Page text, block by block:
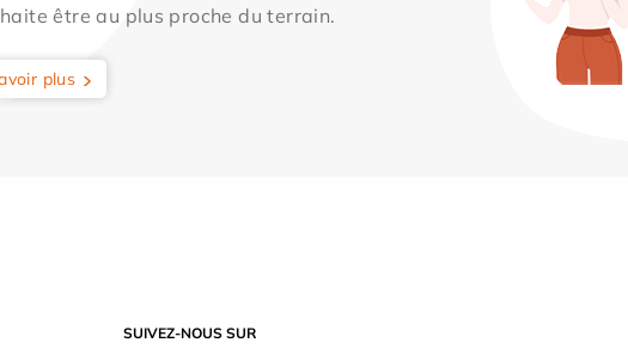
être au plus proche du terrain.
plus
SUIVEZ-NOUS SUR